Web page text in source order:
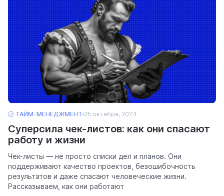
🕝 ТАЙМ-МЕНЕДЖМЕНТ 25 октября, 2024
Суперсила чек-листов: как они спасают
работу и жизни
Чек-листы — не просто списки дел и планов. Они
поддерживают качество проектов, безошибочность
результатов и даже спасают человеческие жизни.
Рассказываем, как они работают